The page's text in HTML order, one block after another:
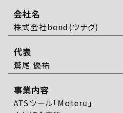
会社名
株式会社bond(ツナグ)
代表
鷲尾 優祐
事業内容
ATSツール「Moteru」